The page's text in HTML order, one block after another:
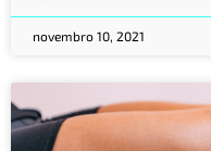
novembro 10, 2021